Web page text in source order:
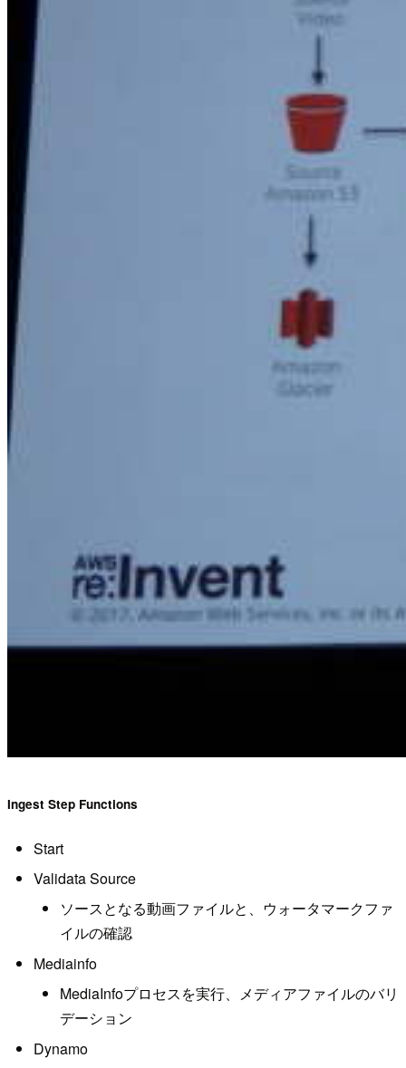
Ingest Step Functions
Start
Validata Source
ソースとなる動画ファイルと、ウォータマークファ
イルの確認
Mediainfo
MediaInfoプロセスを実行、メディアファイルのバリ
デーション
Dynamo